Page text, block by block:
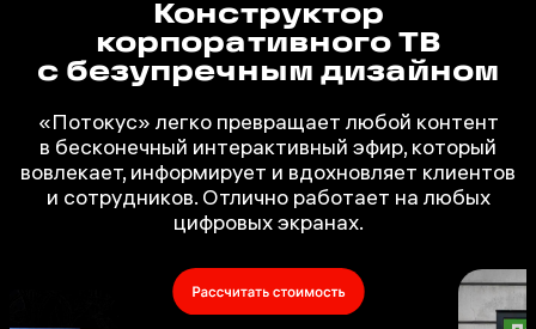
Конструктор
корпоративного ТВ
с безупречным дизайном
«Потокус» легко превращает любой контент
в бесконечный интерактивный эфир, который
вовлекает, информирует и вдохновляет клиентов
и сотрудников. Отлично работает на любых
цифровых экранах.